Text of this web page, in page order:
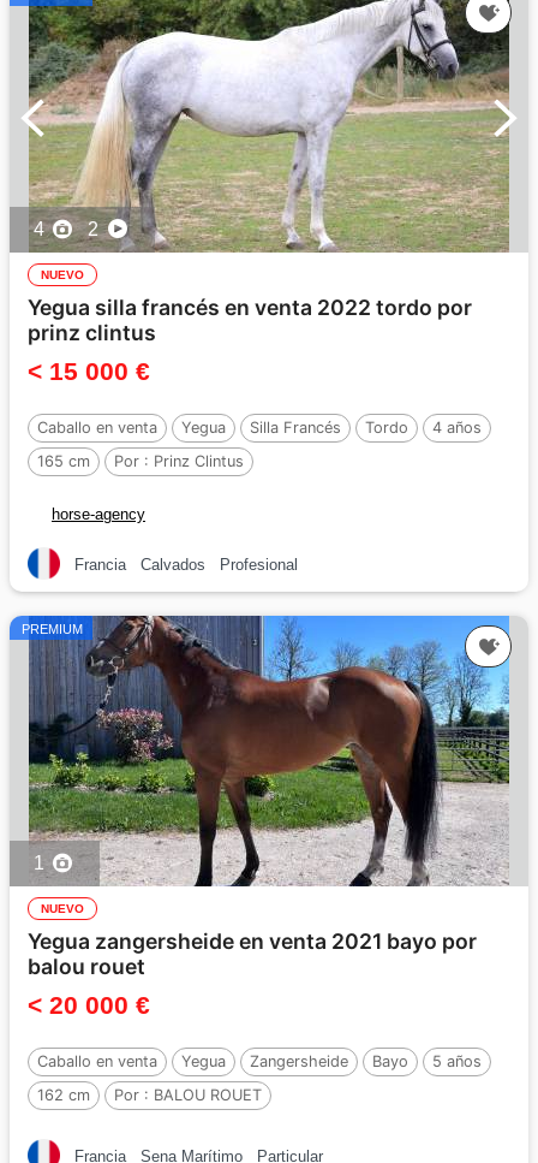
4 2
NUEVO
Yegua silla francés en venta 2022 tordo por
prinz clintus
< 15 000 €
Caballo en venta Yegua Silla Francés Tordo
4 años
165 cm
Por : Prinz Clintus
horse-agency
Francia Calvados Profesional
PREMIUM
1
NUEVO
Yegua zangersheide en venta 2021 bayo por
balou rouet
< 20 000 €
Caballo en venta Yegua Zangersheide Bayo
5 años
162 cm
Por : BALOU ROUET
Francia Sena Marítimo Particular